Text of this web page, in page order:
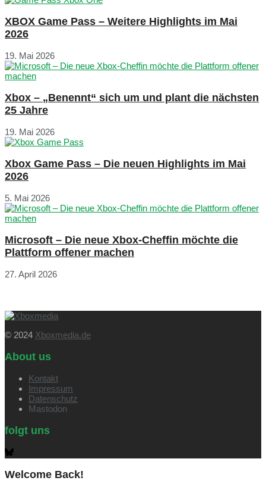
XBOX Game Pass – Weitere Highlights im Mai
2026
19. Mai 2026
Xbox – „Benennt“ sich um und plant die nächsten
25 Jahre
19. Mai 2026
Xbox Game Pass – Die neuen Highlights im Mai
2026
5. Mai 2026
Microsoft – Die neue Xbox-Cheffin möchte die
Plattform offener machen
27. April 2026
© 2024 Xboxmedia.de
About us
Kontakt
Impressum
Datenschutz
Mastodon
folgt uns
Welcome Back!